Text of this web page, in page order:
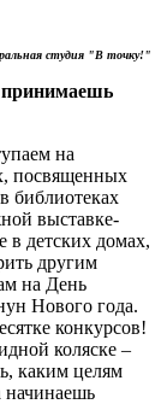
студия "В точку!"
принимаешь
на
посвященных
библиотеках
выставке-
в детских домах,
другим
на День
Нового года.
конкурсов!
коляске –
каким целям
начинаешь